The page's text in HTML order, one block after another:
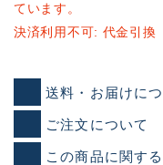
ています。
決済利用不可: 代金引換
送料・お届けに
ご注文について
この商品に関す